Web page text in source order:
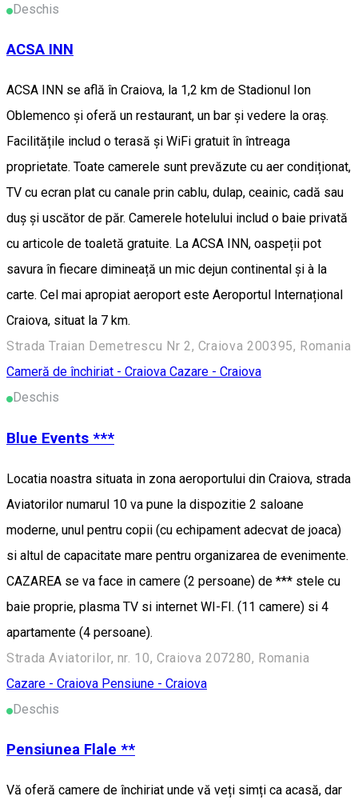
Deschis
ACSA INN
ACSA INN se află în Craiova, la 1,2 km de Stadionul Ion
Oblemenco și oferă un restaurant, un bar și vedere la oraș.
Facilitățile includ o terasă și WiFi gratuit în întreaga
proprietate. Toate camerele sunt prevăzute cu aer condiționat,
TV cu ecran plat cu canale prin cablu, dulap, ceainic, cadă sau
duș și uscător de păr. Camerele hotelului includ o baie privată
cu articole de toaletă gratuite. La ACSA INN, oaspeții pot
savura în fiecare dimineață un mic dejun continental și à la
carte. Cel mai apropiat aeroport este Aeroportul Internațional
Craiova, situat la 7 km.
Strada Traian Demetrescu Nr 2, Craiova 200395, Romania
Cameră de închiriat - Craiova Cazare - Craiova
Deschis
Blue Events ***
Locatia noastra situata in zona aeroportului din Craiova, strada
Aviatorilor numarul 10 va pune la dispozitie 2 saloane
moderne, unul pentru copii (cu echipament adecvat de joaca)
si altul de capacitate mare pentru organizarea de evenimente.
CAZAREA se va face in camere (2 persoane) de *** stele cu
baie proprie, plasma TV si internet WI-FI. (11 camere) si 4
apartamente (4 persoane).
Strada Aviatorilor, nr. 10, Craiova 207280, Romania
Cazare - Craiova Pensiune - Craiova
Deschis
Pensiunea Flale **
Vă oferă camere de închiriat unde vă veți simți ca acasă, dar